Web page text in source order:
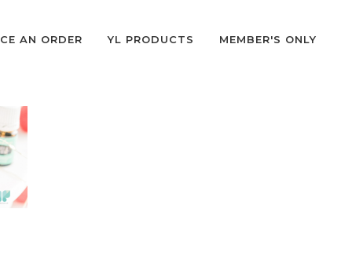
AN ORDER YL PRODUCTS MEMBER'S ONLY